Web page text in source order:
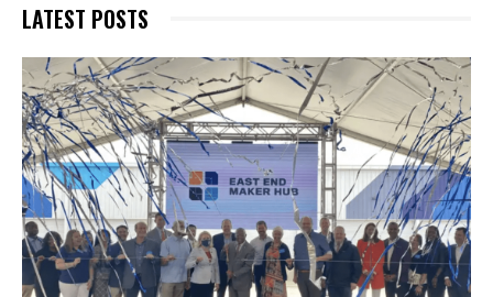
LATEST POSTS